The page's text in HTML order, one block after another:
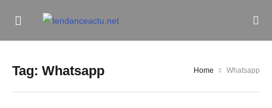
Tag: Whatsapp Home Whatsapp